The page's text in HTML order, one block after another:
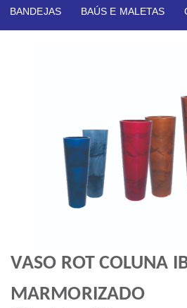
BANDEJAS BAÚS E MALETAS
VASO ROT COLUNA
MARMORIZADO